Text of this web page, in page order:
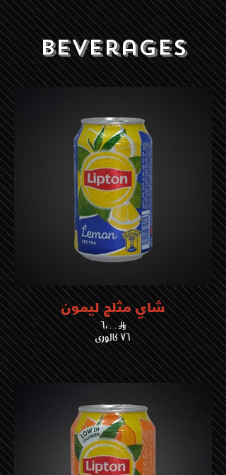
Beverages
شاي مثلج ليمون
٦،٠٠
٧٦ كالوري